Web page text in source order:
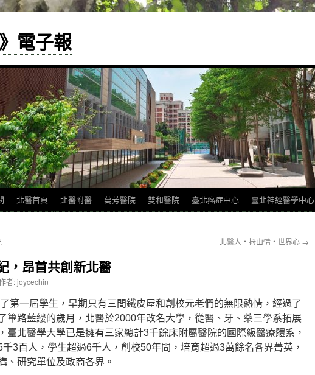
電子報
北醫首頁 北醫附醫 萬芳醫院 雙和醫院 臺北癌症中心 臺北神經醫學中心
北醫人‧拇山情‧世界心 →
，昂首共創新北醫
者:joycechin
第一屆學生，早期只有三間鐵皮屋和創校元老們的無限熱情，經過了
篳路藍縷的歲月，北醫於2000年改名大學，從醫、牙、藥三學系拓展
臺北醫學大學已是擁有三家總計3千餘床附屬醫院的國際級醫療體系，
3百人，學生超過6千人，創校50年間，培育超過3萬餘名各界菁英，
、研究單位及政商各界。